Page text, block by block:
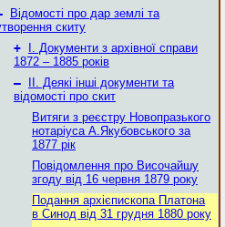
Відомості про дар землі та
скиту
+
І. Документи з архівної справи
1872 – 1885 років
–
ІІ. Деякі інші документи та
відомості про скит
Витяги з реєстру Новопразького
нотаріуса А.Якубовського за
1877 рік
Повідомлення про Височайшу
згоду від 16 червня 1879 року
Подання архієпископа Платона
в Синод від 31 грудня 1880 року